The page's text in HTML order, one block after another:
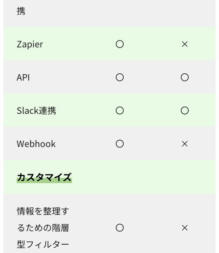
携
Zapier 〇 ×
API 〇 〇
Slack連携 〇 〇
Webhook 〇 ×
カスタマイズ
情報を整理す
るための階層
型フィルター
〇 ×